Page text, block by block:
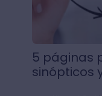
5 páginas
sinópticos